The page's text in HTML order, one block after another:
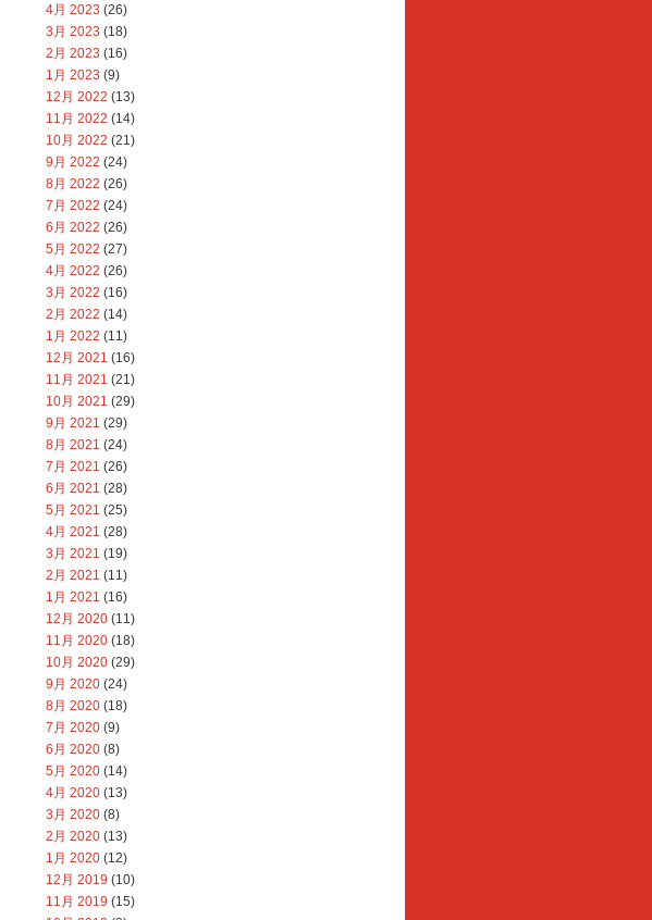
4月 2023 (26)
3月 2023 (18)
2月 2023 (16)
1月 2023 (9)
12月 2022 (13)
11月 2022 (14)
10月 2022 (21)
9月 2022 (24)
8月 2022 (26)
7月 2022 (24)
6月 2022 (26)
5月 2022 (27)
4月 2022 (26)
3月 2022 (16)
2月 2022 (14)
1月 2022 (11)
12月 2021 (16)
11月 2021 (21)
10月 2021 (29)
9月 2021 (29)
8月 2021 (24)
7月 2021 (26)
6月 2021 (28)
5月 2021 (25)
4月 2021 (28)
3月 2021 (19)
2月 2021 (11)
1月 2021 (16)
12月 2020 (11)
11月 2020 (18)
10月 2020 (29)
9月 2020 (24)
8月 2020 (18)
7月 2020 (9)
6月 2020 (8)
5月 2020 (14)
4月 2020 (13)
3月 2020 (8)
2月 2020 (13)
1月 2020 (12)
12月 2019 (10)
11月 2019 (15)